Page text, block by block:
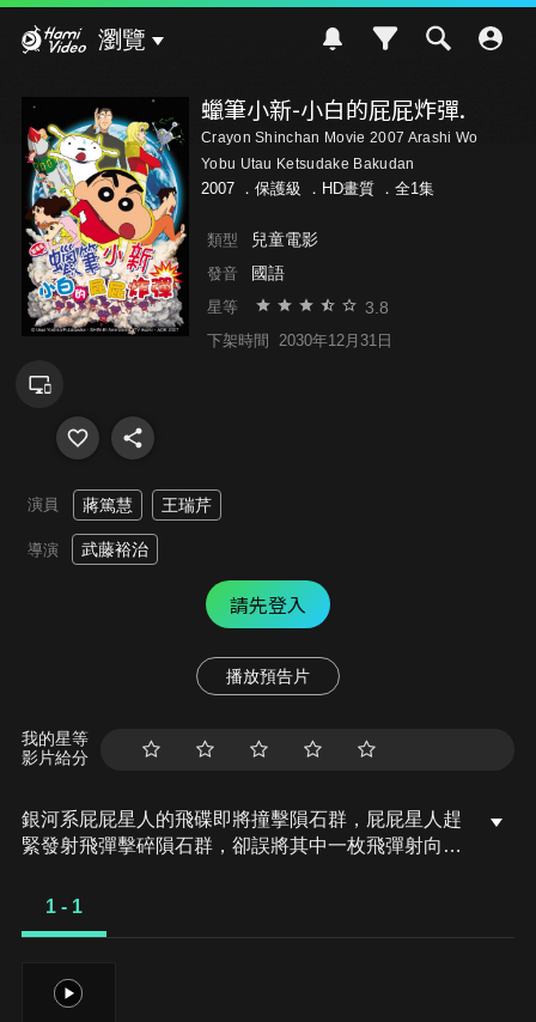
瀏覽
蠟筆小新-小白的屁屁炸彈.
Crayon Shinchan Movie 2007 Arashi Wo
Yobu Utau Ketsudake Bakudan
2007 ． 保護級 ．HD畫質 ．全1集
類型 兒童電影
發音 國語
星等 3.8
下架時間 2030年12月31日
演員 蔣篤慧 王瑞芹
導演 武藤裕治
請先登入
播放預告片
我的星等
影片給分
銀河系屁屁星人的飛碟即將撞擊隕石群，屁屁星人趕
緊發射飛彈擊碎隕石群，卻誤將其中一枚飛彈射向地
上不明物體，正是屁屁星人不小心射向地球的炸彈，
1 - 1
1